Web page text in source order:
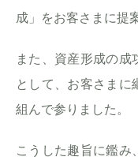
成」をお客さまに提
また、資産形成の成
として、お客さまに
組んで参りました。
こうした趣旨に鑑み